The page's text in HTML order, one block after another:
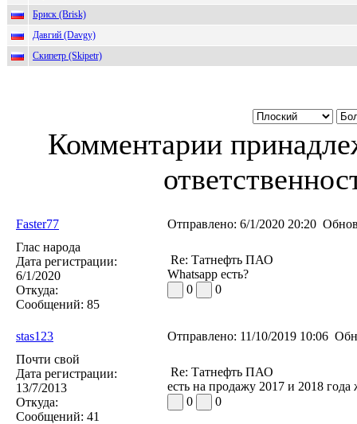
Бриск (Brisk)
Давгий (Davgy)
Скипетр (Skipetr)
Комментарии
Faster77 Отправлено: 6/1/2020 20:20
Глас народа
Дата регистрации:
6/1/2020
Откуда:
Сообщений: 85
Re: Татнефть ПАО
Whatsapp есть?
0
0
stas123 Отправлено: 11/10/2019 10:06
Почти свой
Дата регистрации:
13/7/2013
Откуда:
Сообщений: 41
Re: Татнефть ПАО
есть на продажу 2017 и 2018 года
0
0